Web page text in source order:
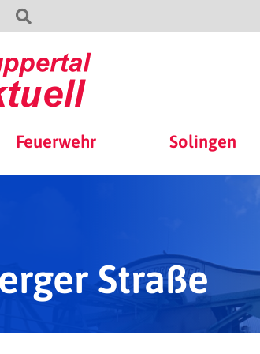
Feuerwehr Solingen
Straße